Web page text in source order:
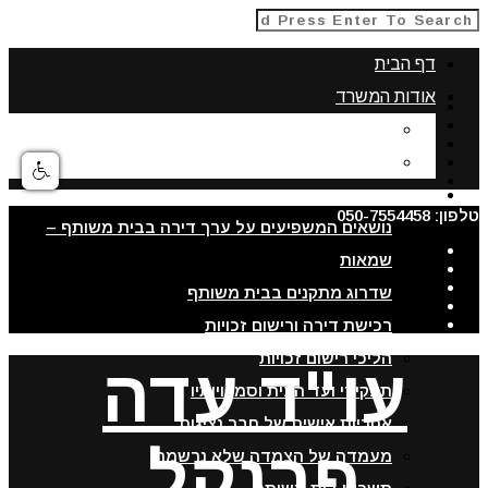
דף הבית
אודות המשרד
מאמרים
נושאים המשפיעים על ערך דירה בבית משותף –
שמאות
שדרוג מתקנים בבית משותף
רכישת דירה ורישום זכויות
הליכי רישום זכויות
תפקידי ועד הבית וסמכויותיו
אחריות אישית של חבר נציגות
מעמדה של הצמדה שלא נרשמה
טלפון: 050-7554458
עו"ד עדה